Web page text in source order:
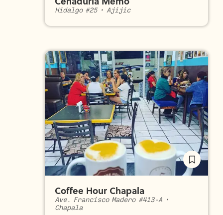
Hidalgo #25• Ajijic
Coffee Hour Chapala
Ave. Francisco Madero #413-A•
Chapala